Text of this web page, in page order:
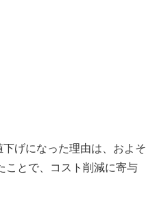
げになった理由は、およそ
ことで、コスト削減に寄与